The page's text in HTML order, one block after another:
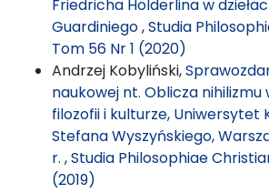
Friedricha Hölderlina w
Guardiniego,Studia
Tom 56 Nr 1 (2020)
Andrzej Kobyliński,
naukowej nt. Oblicza nihilizmu
filozofii i kulturze, Uniwersytet
Stefana Wyszyńskiego,
r. ,Studia Philosophiae
(2019)